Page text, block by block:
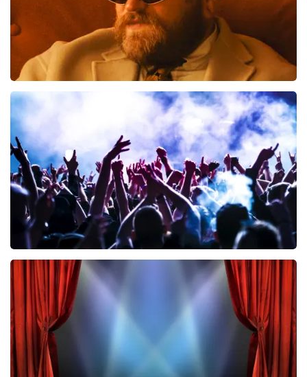
Teddy Swims
BESTEL NU
Megadeth
443 laatste 30 minuten
BESTEL NU